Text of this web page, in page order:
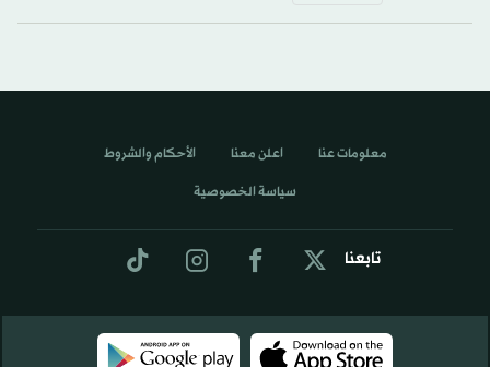
تابعنا
معلومات عنا اعلن معنا الأحكام والشروط
سياسة الخصوصية